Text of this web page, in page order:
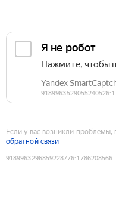
Если у вас возникли проблемы,
обратной связи
9189963296859228776:1786208566